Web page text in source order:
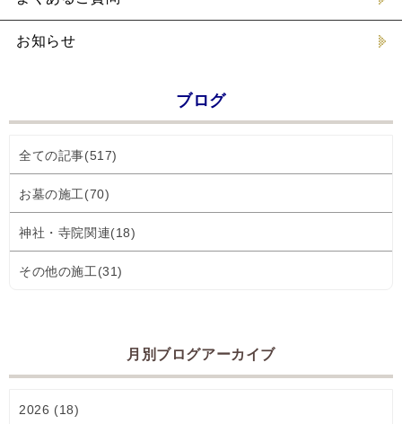
お知らせ
ブログ
全ての記事(517)
お墓の施工(70)
神社・寺院関連(18)
その他の施工(31)
月別ブログアーカイブ
2026 (18)